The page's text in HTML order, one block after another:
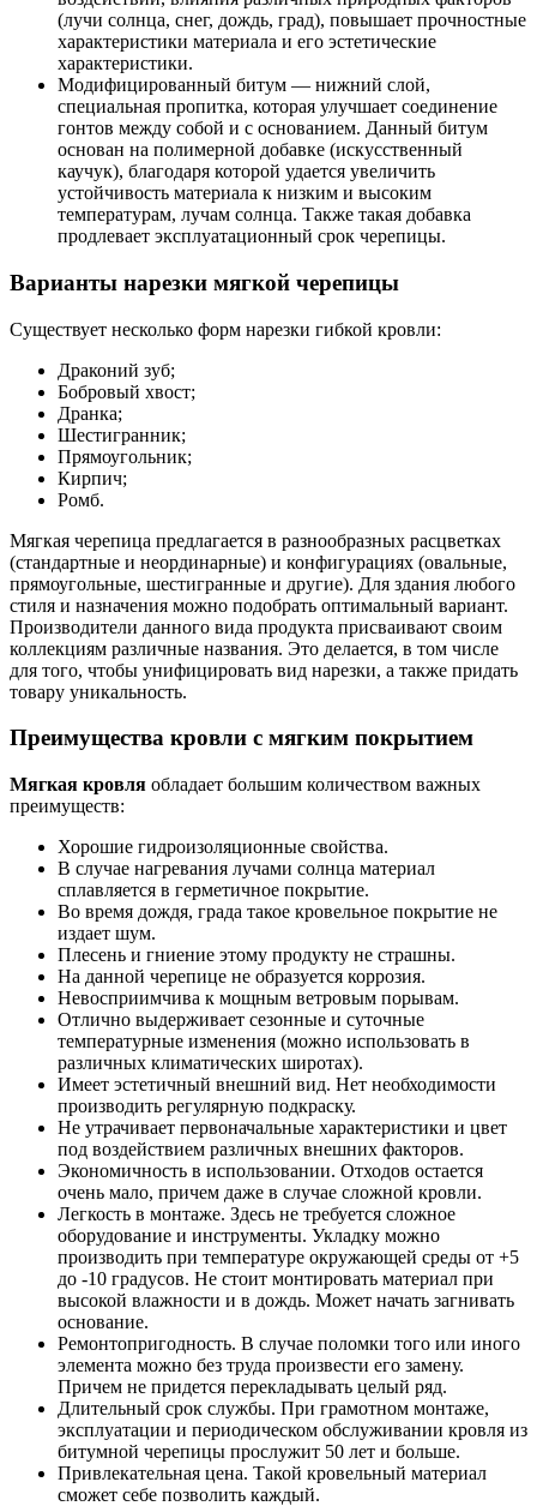
(лучи солнца, снег, дождь, град), повышает прочностные
характеристики материала и его эстетические
характеристики.
Модифицированный битум — нижний слой,
специальная пропитка, которая улучшает соединение
гонтов между собой и с основанием. Данный битум
основан на полимерной добавке (искусственный
каучук), благодаря которой удается увеличить
устойчивость материала к низким и высоким
температурам, лучам солнца. Также такая добавка
продлевает эксплуатационный срок черепицы.
Варианты нарезки мягкой черепицы
Существует несколько форм нарезки гибкой кровли:
Драконий зуб;
Бобровый хвост;
Дранка;
Шестигранник;
Прямоугольник;
Кирпич;
Ромб.
Мягкая черепица предлагается в разнообразных расцветках
(стандартные и неординарные) и конфигурациях (овальные,
прямоугольные, шестигранные и другие). Для здания любого
стиля и назначения можно подобрать оптимальный вариант.
Производители данного вида продукта присваивают своим
коллекциям различные названия. Это делается, в том числе
для того, чтобы унифицировать вид нарезки, а также придать
товару уникальность.
Преимущества кровли с мягким покрытием
Мягкая кровля обладает большим количеством важных
преимуществ:
Хорошие гидроизоляционные свойства.
В случае нагревания лучами солнца материал
сплавляется в герметичное покрытие.
Во время дождя, града такое кровельное покрытие не
издает шум.
Плесень и гниение этому продукту не страшны.
На данной черепице не образуется коррозия.
Невосприимчива к мощным ветровым порывам.
Отлично выдерживает сезонные и суточные
температурные изменения (можно использовать в
различных климатических широтах).
Имеет эстетичный внешний вид. Нет необходимости
производить регулярную подкраску.
Не утрачивает первоначальные характеристики и цвет
под воздействием различных внешних факторов.
Экономичность в использовании. Отходов остается
очень мало, причем даже в случае сложной кровли.
Легкость в монтаже. Здесь не требуется сложное
оборудование и инструменты. Укладку можно
производить при температуре окружающей среды от +5
до -10 градусов. Не стоит монтировать материал при
высокой влажности и в дождь. Может начать загнивать
основание.
Ремонтопригодность. В случае поломки того или иного
элемента можно без труда произвести его замену.
Причем не придется перекладывать целый ряд.
Длительный срок службы. При грамотном монтаже,
эксплуатации и периодическом обслуживании кровля из
битумной черепицы прослужит 50 лет и больше.
Привлекательная цена. Такой кровельный материал
сможет себе позволить каждый.